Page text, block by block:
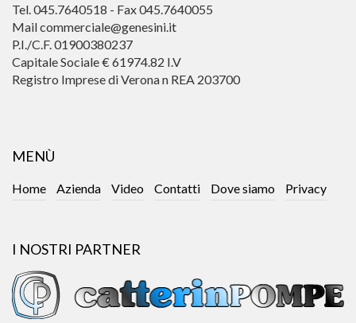
Tel. 045.7640518 - Fax 045.7640055
Mail commerciale@genesini.it
P.I./C.F. 01900380237
Capitale Sociale € 61974.82 I.V
Registro Imprese di Verona n REA 203700
MENÙ
Home Azienda Video Contatti Dove siamo Privacy
I NOSTRI PARTNER